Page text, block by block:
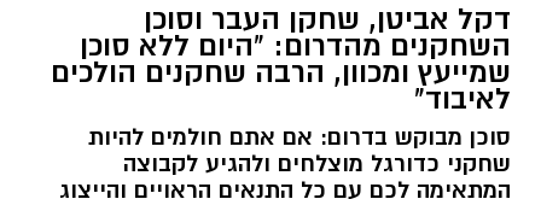
דקל אביטן, שחקן העבר וסוכן
השחקנים מהדרום: "היום ללא סוכן
שמייעץ ומכוון, הרבה שחקנים הולכים
לאיבוד"
סוכן מבוקש בדרום: אם אתם חולמים להיות
שחקני כדורגל מוצלחים ולהגיע לקבוצה
המתאימה לכם עם כל התנאים הראויים והייצוג